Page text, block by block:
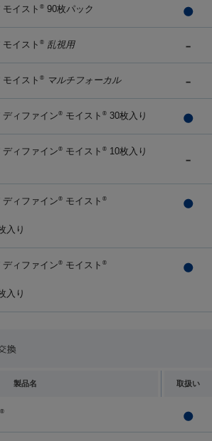
モイスト ® 90枚パック
モイスト ® 乱視用
モイスト ® マルチフォーカル
ディファイン® モイスト ® 30枚入り
ディファイン® モイスト ® 10枚入り
ディファイン® モイスト ®
入り
ディファイン® モイスト ®
入り
製品名 取扱い
®